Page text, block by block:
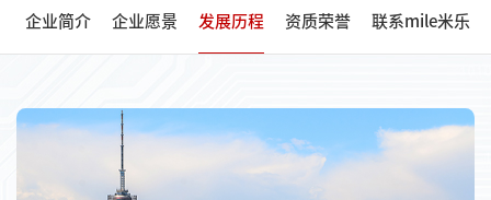
企业简介 企业愿景 发展历程 资质荣誉 联系mile米乐